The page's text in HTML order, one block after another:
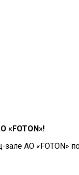
«FOTON»!
АО «FOTON»